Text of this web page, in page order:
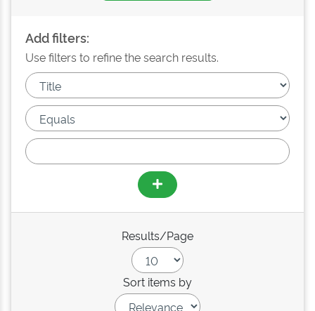
Add filters:
Use filters to refine the search results.
Results/Page
Sort items by